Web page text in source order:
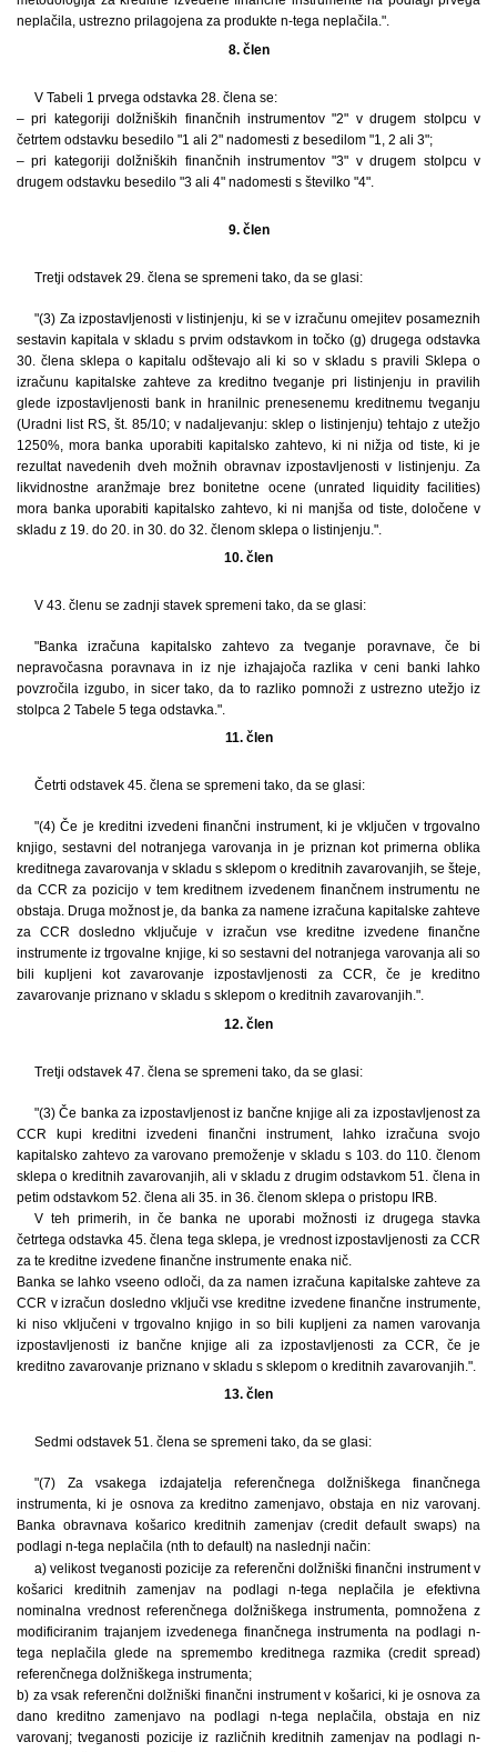
neplačila, ustrezno prilagojena za produkte n-tega neplačila.".
8. člen
V Tabeli 1 prvega odstavka 28. člena se:
– pri kategoriji dolžniških finančnih instrumentov "2" v drugem stolpcu v
četrtem odstavku besedilo "1 ali 2" nadomesti z besedilom "1, 2 ali 3";
– pri kategoriji dolžniških finančnih instrumentov "3" v drugem stolpcu v
drugem odstavku besedilo "3 ali 4" nadomesti s številko "4".
9. člen
Tretji odstavek 29. člena se spremeni tako, da se glasi:
"(3) Za izpostavljenosti v listinjenju, ki se v izračunu omejitev posameznih
sestavin kapitala v skladu s prvim odstavkom in točko (g) drugega odstavka
30. člena sklepa o kapitalu odštevajo ali ki so v skladu s pravili Sklepa o
izračunu kapitalske zahteve za kreditno tveganje pri listinjenju in pravilih
glede izpostavljenosti bank in hranilnic prenesenemu kreditnemu tveganju
(Uradni list RS, št. 85/10; v nadaljevanju: sklep o listinjenju) tehtajo z utežjo
1250%, mora banka uporabiti kapitalsko zahtevo, ki ni nižja od tiste, ki je
rezultat navedenih dveh možnih obravnav izpostavljenosti v listinjenju. Za
likvidnostne aranžmaje brez bonitetne ocene (unrated liquidity facilities)
mora banka uporabiti kapitalsko zahtevo, ki ni manjša od tiste, določene v
skladu z 19. do 20. in 30. do 32. členom sklepa o listinjenju.".
10. člen
V 43. členu se zadnji stavek spremeni tako, da se glasi:
"Banka izračuna kapitalsko zahtevo za tveganje poravnave, če bi
nepravočasna poravnava in iz nje izhajajoča razlika v ceni banki lahko
povzročila izgubo, in sicer tako, da to razliko pomnoži z ustrezno utežjo iz
stolpca 2 Tabele 5 tega odstavka.".
11. člen
Četrti odstavek 45. člena se spremeni tako, da se glasi:
"(4) Če je kreditni izvedeni finančni instrument, ki je vključen v trgovalno
knjigo, sestavni del notranjega varovanja in je priznan kot primerna oblika
kreditnega zavarovanja v skladu s sklepom o kreditnih zavarovanjih, se šteje,
da CCR za pozicijo v tem kreditnem izvedenem finančnem instrumentu ne
obstaja. Druga možnost je, da banka za namene izračuna kapitalske zahteve
za CCR dosledno vključuje v izračun vse kreditne izvedene finančne
instrumente iz trgovalne knjige, ki so sestavni del notranjega varovanja ali so
bili kupljeni kot zavarovanje izpostavljenosti za CCR, če je kreditno
zavarovanje priznano v skladu s sklepom o kreditnih zavarovanjih.".
12. člen
Tretji odstavek 47. člena se spremeni tako, da se glasi:
"(3) Če banka za izpostavljenost iz bančne knjige ali za izpostavljenost za
CCR kupi kreditni izvedeni finančni instrument, lahko izračuna svojo
kapitalsko zahtevo za varovano premoženje v skladu s 103. do 110. členom
sklepa o kreditnih zavarovanjih, ali v skladu z drugim odstavkom 51. člena in
petim odstavkom 52. člena ali 35. in 36. členom sklepa o pristopu IRB.
V teh primerih, in če banka ne uporabi možnosti iz drugega stavka
četrtega odstavka 45. člena tega sklepa, je vrednost izpostavljenosti za CCR
za te kreditne izvedene finančne instrumente enaka nič.
Banka se lahko vseeno odloči, da za namen izračuna kapitalske zahteve za
CCR v izračun dosledno vključi vse kreditne izvedene finančne instrumente,
ki niso vključeni v trgovalno knjigo in so bili kupljeni za namen varovanja
izpostavljenosti iz bančne knjige ali za izpostavljenosti za CCR, če je
kreditno zavarovanje priznano v skladu s sklepom o kreditnih zavarovanjih.".
13. člen
Sedmi odstavek 51. člena se spremeni tako, da se glasi:
"(7) Za vsakega izdajatelja referenčnega dolžniškega finančnega
instrumenta, ki je osnova za kreditno zamenjavo, obstaja en niz varovanj.
Banka obravnava košarico kreditnih zamenjav (credit default swaps) na
podlagi n-tega neplačila (nth to default) na naslednji način:
a) velikost tveganosti pozicije za referenčni dolžniški finančni instrument v
košarici kreditnih zamenjav na podlagi n-tega neplačila je efektivna
nominalna vrednost referenčnega dolžniškega instrumenta, pomnožena z
modificiranim trajanjem izvedenega finančnega instrumenta na podlagi n-
tega neplačila glede na spremembo kreditnega razmika (credit spread)
referenčnega dolžniškega instrumenta;
b) za vsak referenčni dolžniški finančni instrument v košarici, ki je osnova za
dano kreditno zamenjavo na podlagi n-tega neplačila, obstaja en niz
varovanj; tveganosti pozicije iz različnih kreditnih zamenjav na podlagi n-